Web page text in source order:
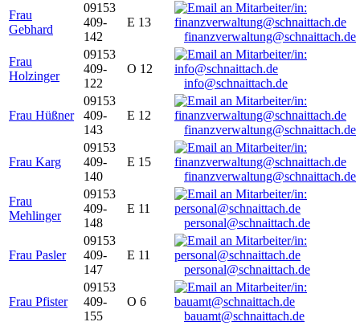
Frau
Gebhard
09153
409-
142
E 13
finanzverwaltung@schnaittach.de
Frau
Holzinger
09153
409-
122
O 12
info@schnaittach.de
Frau Hüßner
09153
409-
143
E 12
finanzverwaltung@schnaittach.de
Frau Karg
09153
409-
140
E 15
finanzverwaltung@schnaittach.de
Frau
Mehlinger
09153
409-
148
E 11
personal@schnaittach.de
Frau Pasler
09153
409-
147
E 11
personal@schnaittach.de
Frau Pfister
09153
409-
155
O 6
bauamt@schnaittach.de